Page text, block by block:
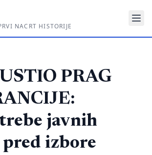
NACRT HISTORIJE
PRAG
javnih
pred izbore